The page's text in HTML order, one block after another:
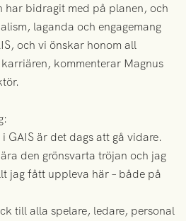
har bidragit med på planen, och
laganda och engagemang
och vi önskar honom all
kommenterar Magnus
GAIS är det dags att gå vidare.
den grönsvarta tröjan och jag
jag fått uppleva här – både på
till alla spelare, ledare, personal